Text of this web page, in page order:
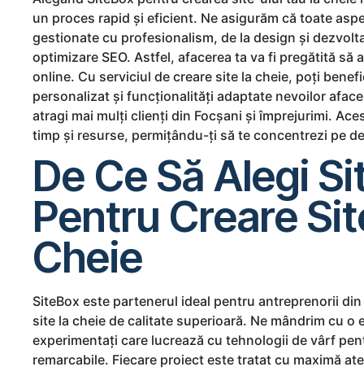
un proces rapid și eficient. Ne asigurăm că toate
gestionate cu profesionalism, de la design și
optimizare SEO. Astfel, afacerea ta va fi pregătită să
online. Cu serviciul de creare site la cheie, poți
personalizat și funcționalități adaptate nevoilor
atragi mai mulți clienți din Focșani și împrejurimi.
timp și resurse, permițându-ți să te concentrezi pe
De Ce Să Alegi
Pentru Creare
Cheie
SiteBox este partenerul ideal pentru antreprenorii
site la cheie de calitate superioară. Ne mândrim cu o
experimentați care lucrează cu tehnologii de vârf
remarcabile. Fiecare proiect este tratat cu maximă